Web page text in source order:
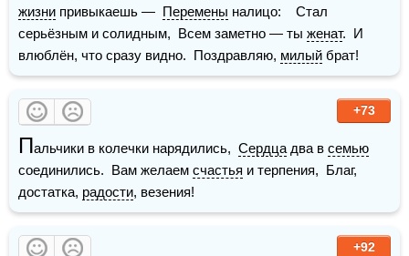
жизни привыкаешь — Перемены налицо:    Стал
серьёзным и солидным,  Всем заметно — ты женат.  И
влюблён, что сразу видно.  Поздравляю, милый брат!
+73
Пальчики в колечки нарядились, Сердца два в семью
соединились.  Вам желаем счастья и терпения,  Благ,
достатка, радости, везения!
+92